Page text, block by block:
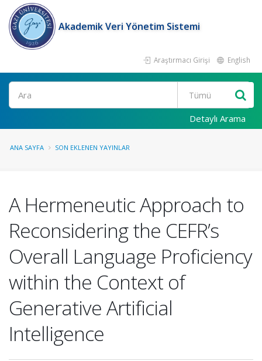
Akademik Veri Yönetim Sistemi
Araştırmacı Girişi English
Ara
Detaylı Arama
ANA SAYFA SON EKLENEN YAYINLAR
A Hermeneutic Approach to
Reconsidering the CEFR’s
Overall Language Proficiency
within the Context of
Generative Artificial
Intelligence